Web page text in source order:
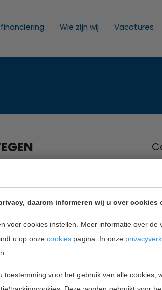
daarom informeren wij u over cookies
voor cookies instellen. Meer informatie over de
u op onze cookies pagina. In onze
toestemming voor het gebruik van alle cookies,
Wie zijn wij Vacatures
Home Projectfinanciering Wie zijn